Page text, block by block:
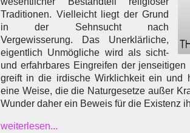
Traditionen. Vielleicht liegt der Grund
in der Sehnsucht nach
Vergewisserung. Das Unerklärliche,
eigentlich Unmögliche wird als sicht-
und erfahrbares Eingreifen der jenseitigen
greift in die irdische Wirklichkeit ein und
eine Weise, die die Naturgesetze außer
Wunder daher ein Beweis für die Existenz
weiterlesen...